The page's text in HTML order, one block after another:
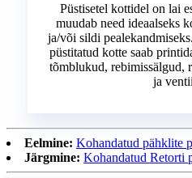
Püstisetel kottidel on lai
muudab need ideaalseks
ja/või sildi
püstitatud kotte saab
tõmblukud, rebimissälgud,
ja
Eelmine: Kohandatud pähklite
Järgmine: Kohandatud Retorti